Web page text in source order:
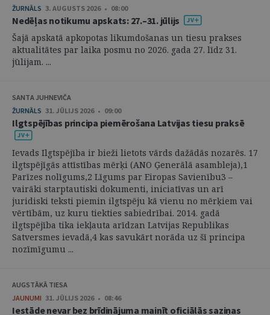
ŽURNĀLS 3. AUGUSTS 2026 • 08:00
Nedēļas notikumu apskats: 27.–31. jūlijs
Šajā apskatā apkopotas likumdošanas un tiesu prakses
aktualitātes par laika posmu no 2026. gada 27. līdz 31.
jūlijam. ...
SANTA JUHNEVIČA
ŽURNĀLS 31. JŪLIJS 2026 • 09:00
Ilgtspējības principa piemērošana Latvijas tiesu praksē
Ievads Ilgtspējība ir bieži lietots vārds dažādās nozarēs. 17
ilgtspējīgās attīstības mērķi (ANO Ģenerālā asambleja),1
Parīzes nolīgums,2 Līgums par Eiropas Savienību3 –
vairāki starptautiski dokumenti, iniciatīvas un arī
juridiski teksti piemin ilgtspēju kā vienu no mērķiem vai
vērtībām, uz kuru tiekties sabiedrībai. 2014. gadā
ilgtspējība tika iekļauta arīdzan Latvijas Republikas
Satversmes ievadā,4 kas savukārt norāda uz šī principa
nozīmīgumu ...
AUGSTĀKĀ TIESA
JAUNUMI 31. JŪLIJS 2026 • 08:46
Iestāde nevar bez brīdinājuma mainīt oficiālās saziņas